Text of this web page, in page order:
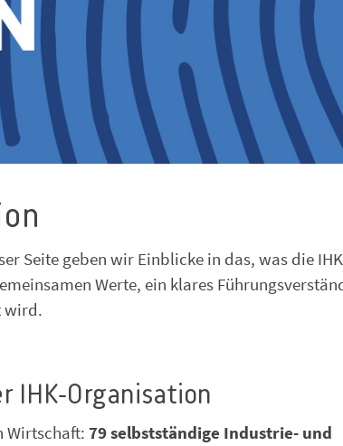
Seite geben wir Einblicke in das, was die
Werte, ein klares
wird.
IHK-Organisation
Wirtschaft: 79 selbstständige Industrie- und